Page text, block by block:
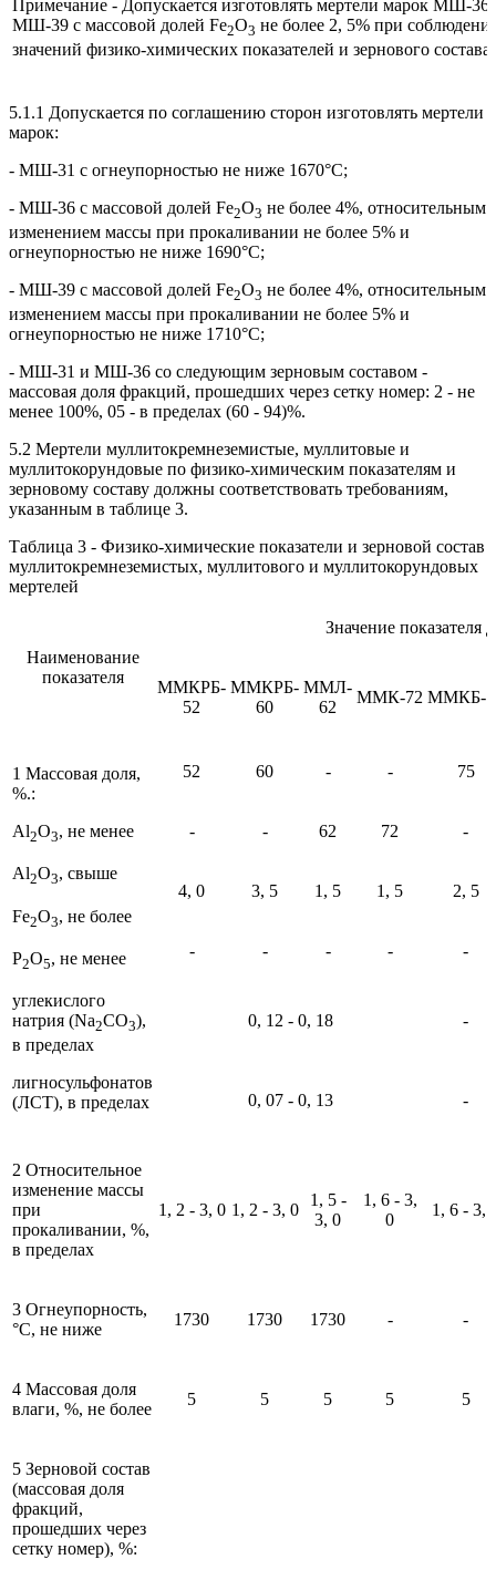
Примечание - Допускается изготовлять мертели марок МШ-36,
МШ-39 с массовой долей Fe2O3 не более 2, 5% при
значений физико-химических показателей и зернового состава.
5.1.1 Допускается по соглашению сторон изготовлять мертели
марок:
- МШ-31 с огнеупорностью не ниже 1670°С;
- МШ-36 с массовой долей Fe2O3 не более 4%, относительным
изменением массы при прокаливании не более 5% и
огнеупорностью не ниже 1690°С;
- МШ-39 с массовой долей Fe2O3 не более 4%, относительным
изменением массы при прокаливании не более 5% и
огнеупорностью не ниже 1710°С;
- МШ-31 и МШ-36 со следующим зерновым составом -
массовая доля фракций, прошедших через сетку номер: 2 - не
менее 100%, 05 - в пределах (60 - 94)%.
5.2 Мертели муллитокремнеземистые, муллитовые и
муллитокорундовые по физико-химическим показателям и
зерновому составу должны соответствовать требованиям,
указанным в таблице 3.
Таблица 3 - Физико-химические показатели и зерновой состав
муллитокремнеземистых, муллитового и муллитокорундовых
мертелей
Наименование
показателя
Значение показателя
ММКРБ-
52
ММКРБ-
60
ММЛ-
62
ММК-72 ММКБ-
1 Массовая доля,
%.:
Al2O3, не менее
Al2O3, свыше
Fe2O3, не более
P2O5, не менее
углекислого
натрия (Na2CO3),
в пределах
лигносульфонатов
(ЛСТ), в пределах
52 60 - - 75
- - 62 72 -
4, 0 3, 5 1, 5 1, 5 2, 5
- - - - -
0, 12 - 0, 18 -
0, 07 - 0, 13 -
2 Относительное
изменение массы
при
прокаливании, %,
в пределах
1, 2 - 3, 0 1, 2 - 3, 0
1, 5 -
3, 0
1, 6 - 3,
0
1, 6 - 3,
3 Огнеупорность,
°С, не ниже
1730 1730 1730 - -
4 Массовая доля
влаги, %, не более
5 5 5 5 5
5 Зерновой состав
(массовая доля
фракций,
прошедших через
сетку номер), %: